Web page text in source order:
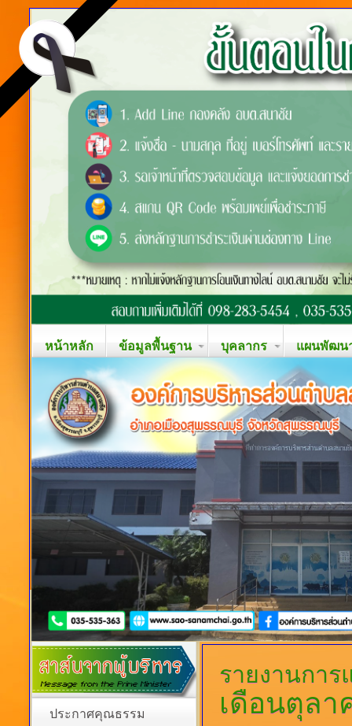
หน้าหลัก ข้อมูลพื้นฐาน บุคลากร แผนพัฒน
รายงานกา
เดือนตุล
ประกาศคุณธรรม